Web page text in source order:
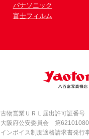
パナソニック
富士フィルム
古物営業ＵＲＬ届出許可証番号
大阪府公安委員会 第
インボイス制度適格請求書発行